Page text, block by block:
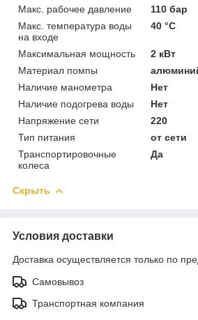
Макс. рабочее давление
110 бар
Макс. температура воды
на входе
40 °C
Максимальная мощность
2 кВт
Материал помпы
Наличие манометра
Нет
Наличие подогрева воды
Нет
Напряжение сети
220
Тип питания
от сети
Транспортировочные
колеса
Да
Скрыть
Условия доставки
Доставка осуществляется только по
Самовывоз
Транспортная компания